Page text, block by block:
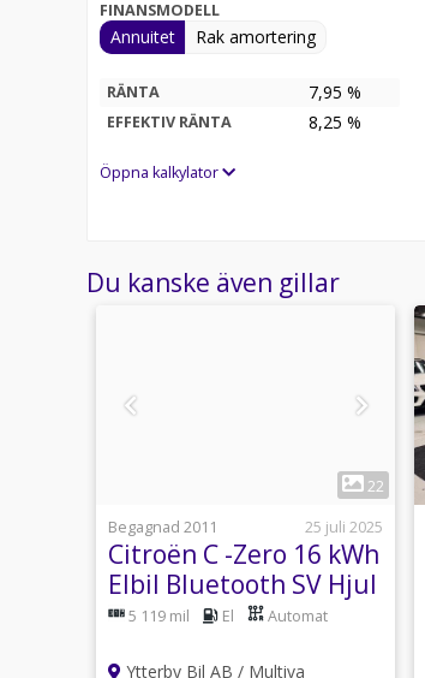
FINANSMODELL
Annuitet Rak amortering
RÄNTA 7,95 %
EFFEKTIV RÄNTA 8,25 %
Öppna kalkylator
Du kanske även gillar
22
Begagnad 2011
25 juli 2025
Citroën C -Zero 16 kWh
Elbil Bluetooth SV Hjul
Lågmil!
5 119 mil El Automat
Ytterby Bil AB / Multiva